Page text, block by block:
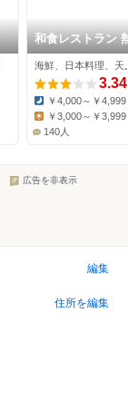
和食レストラン
碧
海鮮、日本料理、天
3.34
Dinner:
￥4,000～￥4,999
￥3,000～￥3,999
140人
広告を非表示
編集
住所を編集